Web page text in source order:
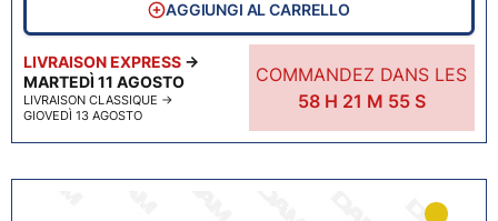
LIVRAISON EXPRESS →
MARTEDÌ 11 AGOSTO
LIVRAISON CLASSIQUE →
GIOVEDÌ 13 AGOSTO
COMMANDEZ DANS LES
58H 21 M 54 S
AGGIUNGI AL CARRELLO